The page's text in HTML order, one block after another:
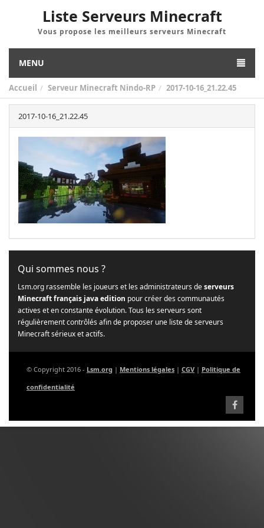
Liste Serveurs Minecraft
Vous propose les meilleurs serveurs Minecraft
MENU
Accueil Serveur Minecraft Nindo-RP 2017-10-16_21.22.45
2017-10-16_21.22.45
Qui sommes nous ?
Lsm.org rassemble les joueurs et les administrateurs deserveurs
Minecraft français java edition pour créer des communautés
actives et en constante évolution. Tous les serveurs sont
régulièrement contrôlés afin de proposer une liste de serveurs
Minecraft sérieux et actifs.
© Copyright 2016 - Lsm.org | Mentions légales | CGV | Politique de
confidentialité